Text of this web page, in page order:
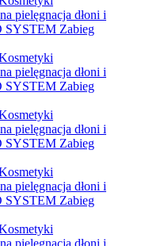
pielęgnacja dłoni i
Zabieg
pielęgnacja dłoni i
Zabieg
pielęgnacja dłoni i
Zabieg
pielęgnacja dłoni i
Zabieg
pielęgnacja dłoni i